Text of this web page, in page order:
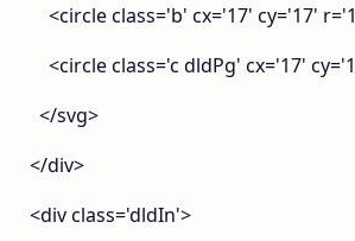
<circle class='b' cx='17' cy='17'
<circle class='c dldPg' cx='17'
</svg>
</div>
<div class='dldIn'>